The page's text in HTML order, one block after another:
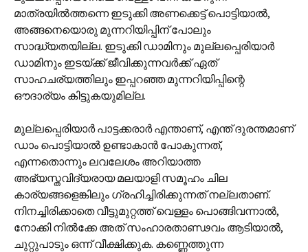
മാത്രയിൽത്തന്നെ ഇടുക്കി അണക്കെട്ട് പൊട്ടിയാൽ,
അങ്ങനെയൊരു മുന്നറിയിപ്പിന് പോലും
സാദ്ധ്യതയില്ല. ഇടുക്കി ഡാമിനും മുല്ലപ്പെരിയാർ
ഡാമിനും ഇടയ്ക്ക് ജീവിക്കുന്നവർക്ക് ഏത്
സാഹചര്യത്തിലും ഇപ്പറഞ്ഞ മുന്നറിയിപ്പിന്റെ
ഔദാര്യം കിട്ടുകയുമില്ല.
മുല്ലപ്പെരിയാർ പാട്ടക്കരാർ എന്താണ്, എന്ത് ദുരന്തമാണ്
ഡാം പൊട്ടിയാൽ ഉണ്ടാകാൻ പോകുന്നത്,
എന്നതൊന്നും ലവലേശം അറിയാത്ത
അഭ്യസ്തവിദ്യരായ മലയാളി സമൂഹം ചില
കാര്യങ്ങളെങ്കിലും ഗ്രഹിച്ചിരിക്കുന്നത് നല്ലതാണ്.
നിനച്ചിരിക്കാതെ വീട്ടുമുറ്റത്ത് വെള്ളം പൊങ്ങിവന്നാൽ,
നോക്കി നിൽക്കേ അത് സംഹാരതാണ്ഢവം ആടിയാൽ,
ചുറ്റുപാടും ഒന്ന് വീക്ഷിക്കുക. കണ്ണെത്തുന്ന